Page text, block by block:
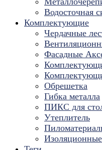
Водосточная
Комплектующие
Чердачные
Фасадные
Обрешетка
Гибка металла
ПИКС для
Утеплитель